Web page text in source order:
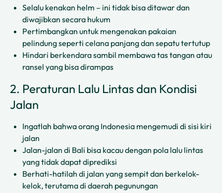
Selalu kenakan helm – ini tidak bisa ditawar dan
diwajibkan secara hukum
Pertimbangkan untuk mengenakan pakaian
pelindung seperti celana panjang dan sepatu tertutup
Hindari berkendara sambil membawa tas tangan atau
ransel yang bisa dirampas
2. Peraturan Lalu Lintas dan Kondisi
Jalan
Ingatlah bahwa orang Indonesia mengemudi di sisi kiri
jalan
Jalan-jalan di Bali bisa kacau dengan pola lalu lintas
yang tidak dapat diprediksi
Berhati-hatilah di jalan yang sempit dan berkelok-
kelok, terutama di daerah pegunungan